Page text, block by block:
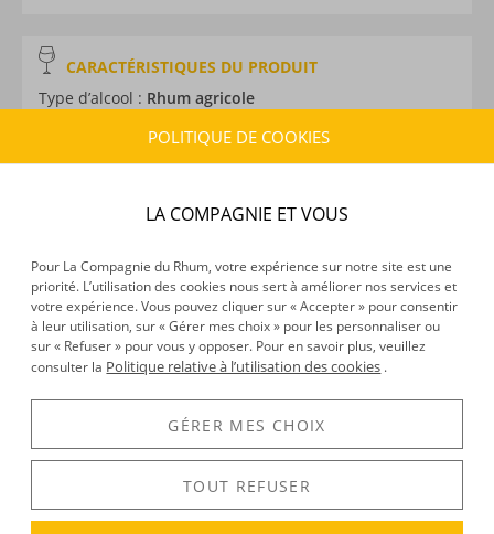
CARACTÉRISTIQUES DU PRODUIT
Type d’alcool : Rhum agricole
Colonne
DÉCOUVERTE
Voir tous les produits :Savanna
DESCRIPTION
rhum blanc agricolequi nous provient de
Réunion, de la distillerie Bois-Rouge. Celle-ci ne produit
POLITIQUE DE COOKIES
LA COMPAGNIE ET VOUS
Pour La Compagnie du Rhum, votre expérience sur notre site est une
priorité. L’utilisation des cookies nous sert à améliorer nos services et
votre expérience. Vous pouvez cliquer sur « Accepter » pour consentir
à leur utilisation, sur « Gérer mes choix » pour les personnaliser ou
sur « Refuser » pour vous y opposer. Pour en savoir plus, veuillez
consulter la Politique relative à l’utilisation des cookies .
GÉRER MES CHOIX
TOUT REFUSER